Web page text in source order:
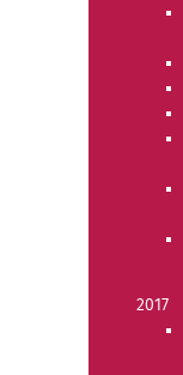
2017